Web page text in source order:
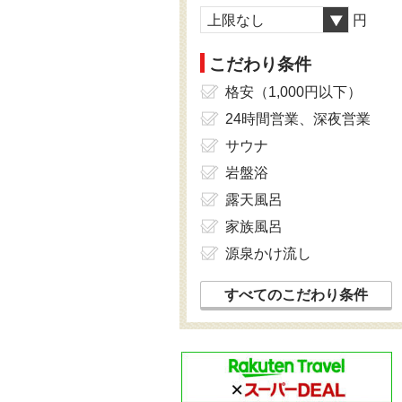
上限なし 円
こだわり条件
格安（1,000円以下）
24時間営業、深夜営業
サウナ
岩盤浴
露天風呂
家族風呂
源泉かけ流し
すべてのこだわり条件